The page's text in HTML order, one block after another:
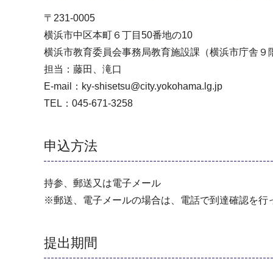
〒231-0005
横浜市中区本町６丁目50番地の10
横浜市教育委員会事務局教育施設課（横浜市庁舎９
担当：藤田、滝口
E-mail：ky-shisetsu@city.yokohama.lg.jp
TEL：045-671-3258
申込方法
持参、郵送又は電子メール
※郵送、電子メールの場合は、電話で到達確認を行
提出期間